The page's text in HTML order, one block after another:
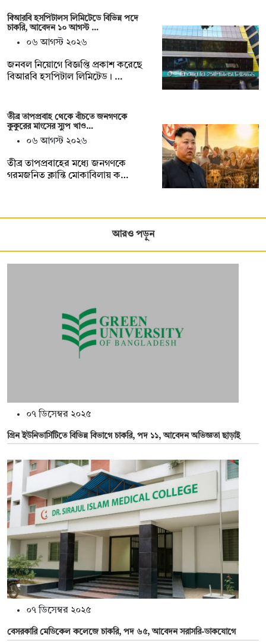
বিআরবি হসপিটালস লিমিটেডে বিভিন্ন পদে
চাকরি, আবেদন ১০ আগস্ট …
০৬ আগস্ট ২০২৬
জনবল নিয়োগে বিজ্ঞপ্তি প্রকাশ করেছে
বিআরবি হসপিটাল লিমিটেড। …
তীব্র তাপপ্রবাহ থেকে বাঁচতে জনগণকে
কুকুরের মাংসের স্যুপ খাও…
০৬ আগস্ট ২০২৬
তীব্র তাপপ্রবাহের মধ্যে জনগণকে
গরমজনিত ক্লান্তি মোকাবিলায় ক…
আরও পড়ুন
০৭ ডিসেম্বর ২০২৫
গ্রিন ইউনিভার্সিটিতে বিভিন্ন বিভাগে চাকরি, পদ ১১, আবেদন অভিজ্ঞতা ছাড়াই
০৭ ডিসেম্বর ২০২৫
বেসরকারি মেডিকেল কলেজে চাকরি, পদ ৬৫, আবেদন সরাসরি-ডাকযোগে